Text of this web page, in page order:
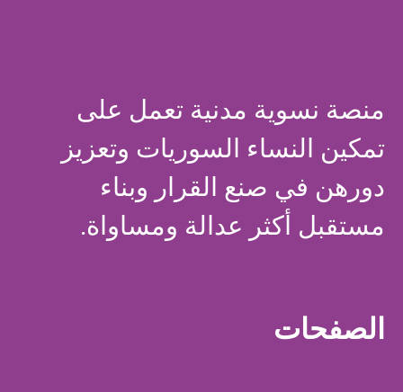
منصة نسوية مدنية تعمل على
تمكين النساء السوريات وتعزيز
دورهن في صنع القرار وبناء
مستقبل أكثر عدالة ومساواة.
الصفحات